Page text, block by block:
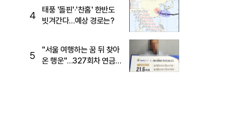
4
태풍 '돌핀'·'찬홈' 한반도
빗겨간다…예상 경로는?
5
"서울 여행하는 꿈 뒤 찾아
온 행운"…327회차 연금